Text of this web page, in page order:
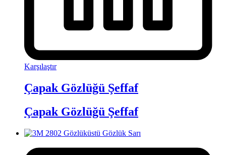
Karşılaştır
Çapak Gözlüğü Şeffaf
Çapak Gözlüğü Şeffaf